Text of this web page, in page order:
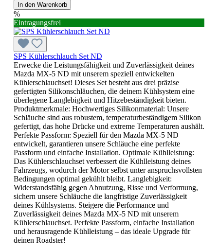
In den Warenkorb
%
Eintragungsfrei
SPS Kühlerschlauch Set ND
Erwecke die Leistungsfähigkeit und Zuverlässigkeit deines
Mazda MX-5 ND mit unserem speziell entwickelten
Kühlerschlauchset! Dieses Set besteht aus drei präzise
gefertigten Silikonschläuchen, die deinem Kühlsystem eine
überlegene Langlebigkeit und Hitzebeständigkeit bieten.
Produktmerkmale: Hochwertiges Silikonmaterial: Unsere
Schläuche sind aus robustem, temperaturbeständigem Silikon
gefertigt, das hohe Drücke und extreme Temperaturen aushält.
Perfekte Passform: Speziell für den Mazda MX-5 ND
entwickelt, garantieren unsere Schläuche eine perfekte
Passform und einfache Installation. Optimale Kühlleistung:
Das Kühlerschlauchset verbessert die Kühlleistung deines
Fahrzeugs, wodurch der Motor selbst unter anspruchsvollsten
Bedingungen optimal gekühlt bleibt. Langlebigkeit:
Widerstandsfähig gegen Abnutzung, Risse und Verformung,
sichern unsere Schläuche die langfristige Zuverlässigkeit
deines Kühlsystems. Steigere die Performance und
Zuverlässigkeit deines Mazda MX-5 ND mit unserem
Kühlerschlauchset. Perfekte Passform, einfache Installation
und herausragende Kühlleistung – das ideale Upgrade für
deinen Roadster!